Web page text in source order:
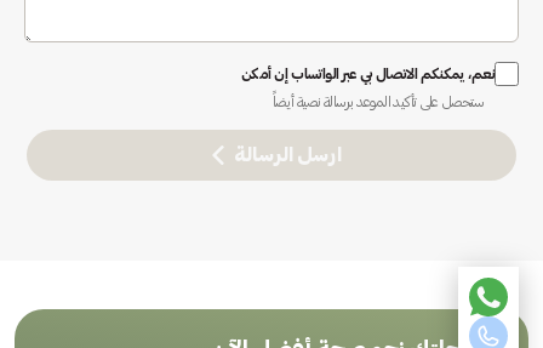
نعم، يمكنكم الاتصال بي عبر الواتساب إن أمكن
ستحصل على تأكيد الموعد برسالة نصية أيضاً
ارسل الرسالة